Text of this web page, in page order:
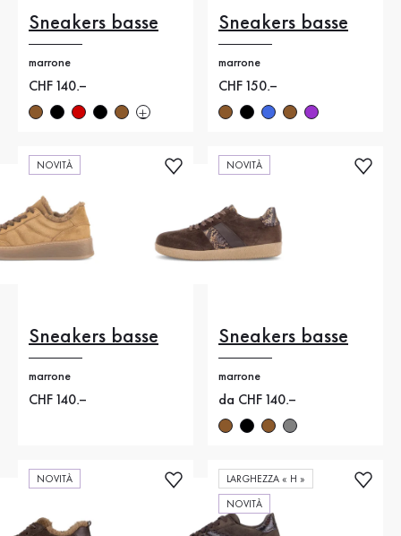
Sneakers basse
marrone
Nuovo prezzo
CHF 140.–
Sneakers basse
marrone
Nuovo prezzo
CHF 150.–
NOVITÀ
Sneakers basse
marrone
Nuovo prezzo
CHF 140.–
NOVITÀ
Sneakers basse
marrone
Nuovo prezzo
da CHF 140.–
NOVITÀ LARGHEZZA « H »
NOVITÀ